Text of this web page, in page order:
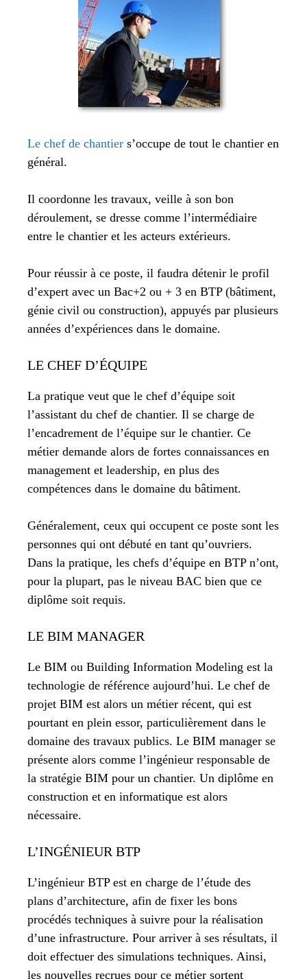
Le chef de chantier s’occupe de tout le chantier en
général.
Il coordonne les travaux, veille à son bon
déroulement, se dresse comme l’intermédiaire
entre le chantier et les acteurs extérieurs.
Pour réussir à ce poste, il faudra détenir le profil
d’expert avec un Bac+2 ou + 3 en BTP (bâtiment,
génie civil ou construction), appuyés par plusieurs
années d’expériences dans le domaine.
LE CHEF D’ÉQUIPE
La pratique veut que le chef d’équipe soit
l’assistant du chef de chantier. Il se charge de
l’encadrement de l’équipe sur le chantier. Ce
métier demande alors de fortes connaissances en
management et leadership, en plus des
compétences dans le domaine du bâtiment.
Généralement, ceux qui occupent ce poste sont les
personnes qui ont débuté en tant qu’ouvriers.
Dans la pratique, les chefs d’équipe en BTP n’ont,
pour la plupart, pas le niveau BAC bien que ce
diplôme soit requis.
LE BIM MANAGER
Le BIM ou Building Information Modeling est la
technologie de référence aujourd’hui. Le chef de
projet BIM est alors un métier récent, qui est
pourtant en plein essor, particulièrement dans le
domaine des travaux publics. Le BIM manager se
présente alors comme l’ingénieur responsable de
la stratégie BIM pour un chantier. Un diplôme en
construction et en informatique est alors
nécessaire.
L’INGÉNIEUR BTP
L’ingénieur BTP est en charge de l’étude des
plans d’architecture, afin de fixer les bons
procédés techniques à suivre pour la réalisation
d’une infrastructure. Pour arriver à ses résultats, il
doit effectuer des simulations techniques. Ainsi,
les nouvelles recrues pour ce métier sortent